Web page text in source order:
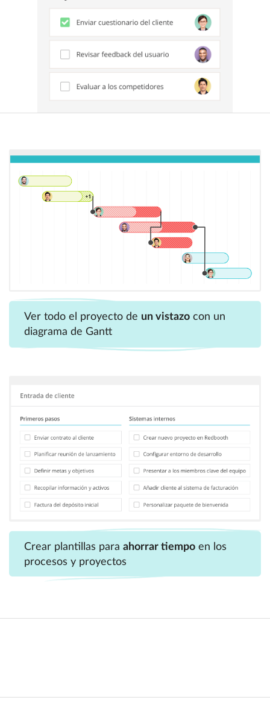
Ver todo el proyecto de un vistazo con un
diagrama de Gantt
Crear plantillas para ahorrar tiempo en los
procesos y proyectos